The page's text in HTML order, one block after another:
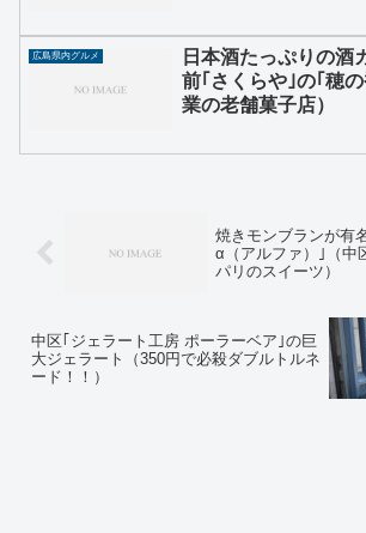
広島県内グルメ
日本酒たっぷりの酒
前｢さくらや｣の｢穂
業の老舗菓子店）
焼きモンブランが有
α（アルファ）｣（中
パリのスイーツ）
中区｢ジェラート工房 ポーラーベア｣の巨
大ジェラート（350円で必殺ダブルトルネ
ード！！）